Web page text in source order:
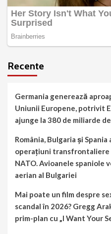
Recente
Germania generează
Uniunii Europene, potrivit
ajunge la 380 de miliarde
România, Bulgaria și
operațiuni transfrontaliere
NATO. Avioanele spaniole
aerian al Bulgariei
Mai poate un film despre
scandal în 2026? Gregg
prim-plan cu „I Want Your